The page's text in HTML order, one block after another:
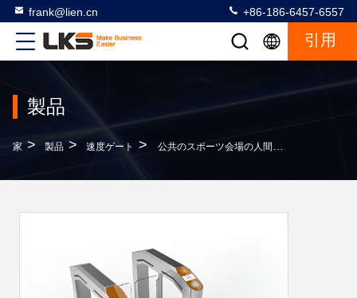
frank@lien.cn +86-186-6457-6557
引用
製品
家 > 製品 > 速度ゲート > 公共のスポーツ会場の人間の特徴をもつリモート・コントロール速度ゲート6.5のインチLCDの表示